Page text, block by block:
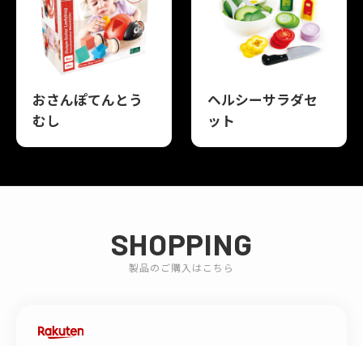
おさんぽてんとう
むし
ヘルシーサラダセ
ット
SHOPPING
製品のご購入はこちら